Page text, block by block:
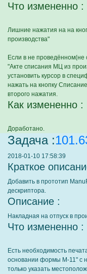
Что измененно :
Лишние нажатия на на
производства"
Если в не
"Акте списания МЦ из
установить курсор в
нажать на кнопку
второго нажатия.
Как измененно :
Доработано.
Задача :
2018-01-10 17:58:39
Краткое
Добавить в прототип
дескриптора.
Описание :
Накладная на отпуск в
Что измененно :
Есть необходимость
основании формы М-11" с
только указать